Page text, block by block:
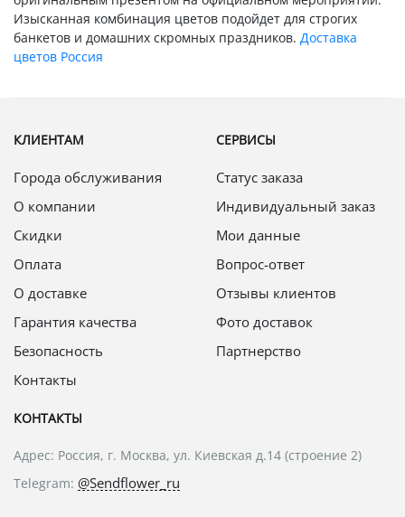
Изысканная комбинация цветов подойдет для строгих
банкетов и домашних скромных праздников. Доставка
цветов Россия
КЛИЕНТАМ
Города обслуживания
О компании
Скидки
Оплата
О доставке
Гарантия качества
Безопасность
Контакты
СЕРВИСЫ
Статус заказа
Индивидуальный заказ
Мои данные
Вопрос-ответ
Отзывы клиентов
Фото доставок
Партнерство
КОНТАКТЫ
Адрес: Россия, г. Москва, ул. Киевская д.14 (строение 2)
Telegram: @Sendflower_ru